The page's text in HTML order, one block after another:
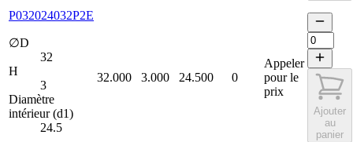
P032024032P2E
∅D
32
H
3
Diamètre
intérieur (d1)
24.5
32.000 3.000 24.500 0
Appeler
pour le
prix
Ajouter
au
panier